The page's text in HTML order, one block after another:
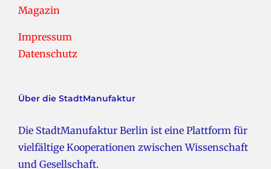
Magazin
Impressum
Datenschutz
Über die StadtManufaktur
Die StadtManufaktur Berlin ist eine Plattform für
vielfältige Kooperationen zwischen Wissenschaft
und Gesellschaft.